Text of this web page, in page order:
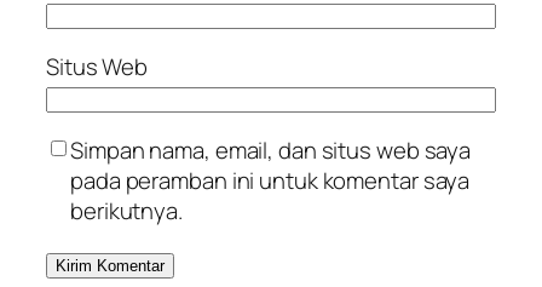
Situs Web
Simpan nama, email, dan situs web saya
pada peramban ini untuk komentar saya
berikutnya.